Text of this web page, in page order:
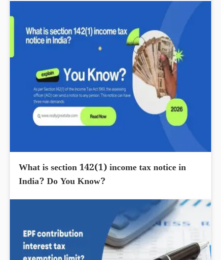
What is section 142(1) income tax notice in
India? Do You Know?